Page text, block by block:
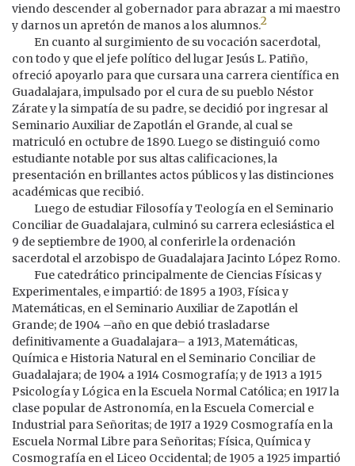
viendo descender al gobernador para abrazar a mi maestro
y darnos un apretón de manos a los alumnos.2
En cuanto al surgimiento de su vocación sacerdotal,
con todo y que el jefe político del lugar Jesús L. Patiño,
ofreció apoyarlo para que cursara una carrera científica en
Guadalajara, impulsado por el cura de su pueblo Néstor
Zárate y la simpatía de su padre, se decidió por ingresar al
Seminario Auxiliar de Zapotlán el Grande, al cual se
matriculó en octubre de 1890. Luego se distinguió como
estudiante notable por sus altas calificaciones, la
presentación en brillantes actos públicos y las distinciones
académicas que recibió.
Luego de estudiar Filosofía y Teología en el Seminario
Conciliar de Guadalajara, culminó su carrera eclesiástica el
9 de septiembre de 1900, al conferirle la ordenación
sacerdotal el arzobispo de Guadalajara Jacinto López Romo.
Fue catedrático principalmente de Ciencias Físicas y
Experimentales, e impartió: de 1895 a 1903, Física y
Matemáticas, en el Seminario Auxiliar de Zapotlán el
Grande; de 1904 –año en que debió trasladarse
definitivamente a Guadalajara– a 1913, Matemáticas,
Química e Historia Natural en el Seminario Conciliar de
Guadalajara; de 1904 a 1914 Cosmografía; y de 1913 a 1915
Psicología y Lógica en la Escuela Normal Católica; en 1917 la
clase popular de Astronomía, en la Escuela Comercial e
Industrial para Señoritas; de 1917 a 1929 Cosmografía en la
Escuela Normal Libre para Señoritas; Física, Química y
Cosmografía en el Liceo Occidental; de 1905 a 1925 impartió